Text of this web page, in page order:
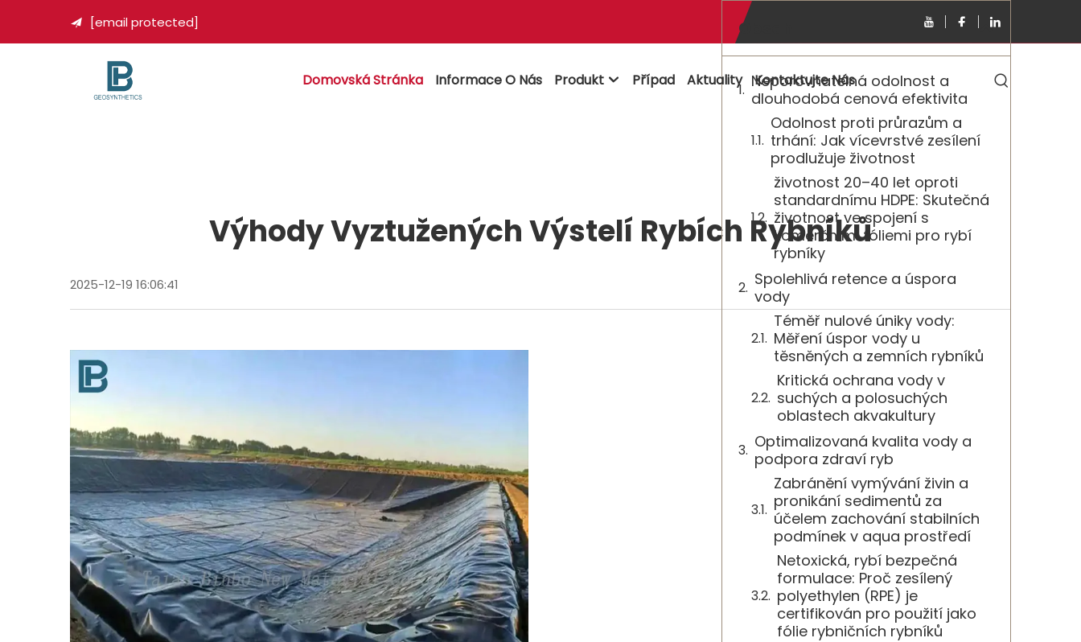
 [email protected]
Domovská Stránka Informace O Nás Produkt  Případ Aktuality Kontaktujte Nás
Výhody Vyztužených Výstelí Rybích Rybníků
2025-12-19 16:06:41
Obsah
Neporovnatelná odolnost a
dlouhodobá cenová efektivita
Odolnost proti průrazům a
trhání: Jak vícevrstvé zesílení
prodlužuje životnost
životnost 20–40 let oproti
standardnímu HDPE: Skutečná
životnost ve spojení s
komerčními fóliemi pro rybí
rybníky
Spolehlivá retence a úspora
vody
Téměř nulové úniky vody:
Měření úspor vody u
těsněných a zemních rybníků
Kritická ochrana vody v
suchých a polosuchých
oblastech akvakultury
Optimalizovaná kvalita vody a
podpora zdraví ryb
Zabránění vymývání živin a
pronikání sedimentů za
účelem zachování stabilních
podmínek v aqua prostředí
Netoxická, rybí bezpečná
formulace: Proč zesílený
polyethylen (RPE) je
certifikován pro použití jako
fólie rybničních rybníků